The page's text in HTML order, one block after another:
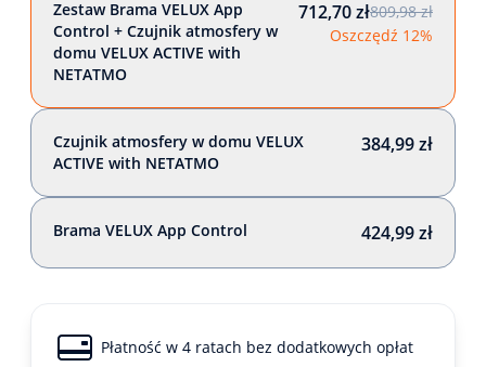
Zestaw Brama VELUX App
Control + Czujnik atmosfery w
domu VELUX ACTIVE with
NETATMO
712,70 zł809,98 zł
Oszczędź 12%
Czujnik atmosfery w domu VELUX
ACTIVE with NETATMO
384,99 zł
Brama VELUX App Control 424,99 zł
Płatność w 4 ratach bez dodatkowych opłat